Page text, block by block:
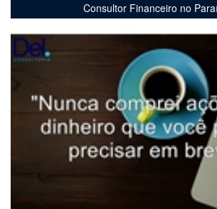
Consultor Financeiro no